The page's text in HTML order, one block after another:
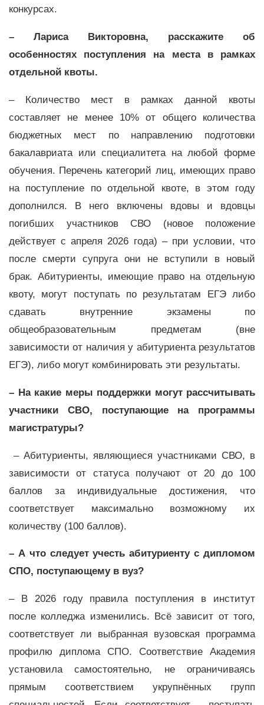
конкурсах.
– Лариса Викторовна, расскажите об
особенностях поступления на места в рамках
отдельной квоты.
– Количество мест в рамках данной квоты
составляет не менее 10% от общего количества
бюджетных мест по направлению подготовки
бакалавриата или специалитета на любой форме
обучения. Перечень категорий лиц, имеющих право
на поступление по отдельной квоте, в этом году
дополнился. В него включены вдовы и вдовцы
погибших участников СВО (новое положение
действует с апреля 2026 года) – при условии, что
после смерти супруга они не вступили в новый
брак. Абитуриенты, имеющие право на отдельную
квоту, могут поступать по результатам ЕГЭ либо
сдавать внутренние экзамены по
общеобразовательным предметам (вне
зависимости от наличия у абитуриента результатов
ЕГЭ), либо могут комбинировать эти результаты.
– На какие меры поддержки могут рассчитывать
участники СВО, поступающие на программы
магистратуры?
– Абитуриенты, являющиеся участниками СВО, в
зависимости от статуса получают от 20 до 100
баллов за индивидуальные достижения, что
соответствует максимально возможному их
количеству (100 баллов).
– А что следует учесть абитуриенту с дипломом
СПО, поступающему в вуз?
– В 2026 году правила поступления в институт
после колледжа изменились. Всё зависит от того,
соответствует ли выбранная вузовская программа
профилю диплома СПО. Соответствие Академия
установила самостоятельно, не ограничиваясь
прямым соответствием укрупнённых групп